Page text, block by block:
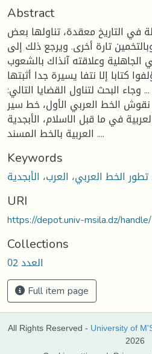
Abstract
في التاريخ معقدة، تناولها بعض
تارة أخرى. ويرجع ذلك إلى
وعلاقته آنذاك بالشعوب
كتابا إلا نتفا يسيرة جدا أثبتها
البحث لتناول القضايا التالي:
نقوش الخط العربي الأول، خط سير
في ما قبل الاسلام، الأبجدية
العربية بالخط المسند ....
Keywords
الخط العربي، العرب، الأبجدية
URI
https://depot.univ-msila.dz/
Collections
العدد 02
Full item page
All Rights Reserved - University of
2026